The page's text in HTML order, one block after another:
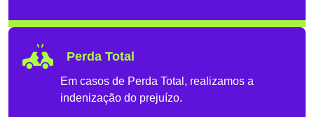
Perda Total
Em casos de Perda Total, realizamos a
indenização do prejuízo.